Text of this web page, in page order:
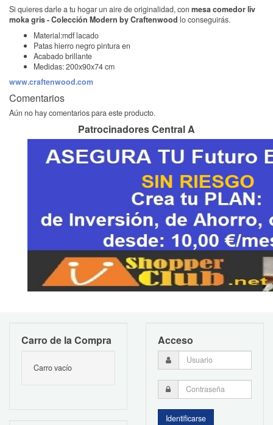
Si quieres darle a tu hogar un aire de originalidad, con mesa comedor liv
moka gris - Colección Modern by Craftenwood lo conseguirás.
Material:mdf lacado
Patas hierro negro pintura en
Acabado brillante
Medidas: 200x90x74 cm
www.craftenwood.com
Comentarios
Aún no hay comentarios para este producto.
Patrocinadores Central A
Carro de la Compra
Carro vacío
Acceso